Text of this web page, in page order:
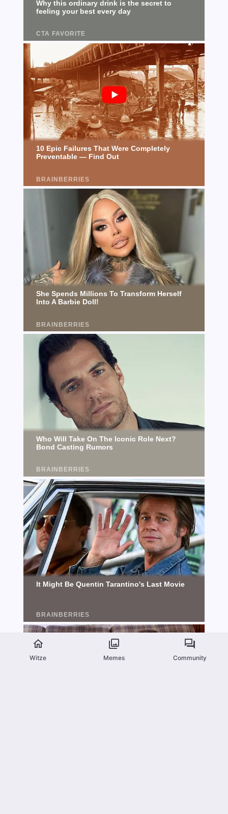
Witze Memes Community